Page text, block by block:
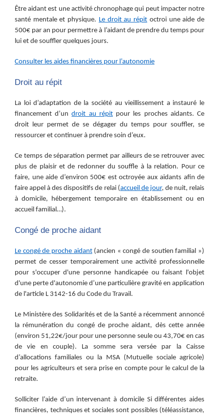
Être aidant est une activité chronophage qui peut impacter notre
santé mentale et physique. Le droit au répit octroiune aide de
500€ par an pour permettre à l’aidant de prendre du temps pour
lui et de souffler quelques jours.
Consulter les aides financières pour l’autonomie
Droit au répit
La loi d’adaptation de la société au vieillissement a instauré le
financement d’undroit au répit pour les proches aidants. Ce
droit leur permet de se dégager du temps pour souffler, se
ressourcer et continuer à prendre soin d’eux.
Ce temps de séparation permet par ailleurs de se retrouver avec
plus de plaisir et de redonner du souffle à la relation. Pour ce
faire, une aide d’environ 500€ est octroyée aux aidants afin de
faire appel à des dispositifs de relai (accueil de jour, de nuit, relais
à domicile, hébergement temporaire en établissement ou en
accueil familial…).
Congé de proche aidant
Le congé de proche aidant(ancien « congé de soutien familial »)
permet de cesser temporairement une activité professionnelle
pour s'occuper d'une personne handicapée ou faisant l'objet
d'une perte d'autonomie d’une particulière gravité en application
de l'article L 3142-16 du Code du Travail.
Le Ministèredes Solidarités et de la Santé a récemment annoncé
la rémunération du congé de proche aidant, dès cette année
(environ 51,22€/jour pour une personne seule ou 43,70€ en cas
de vie en couple). La somme sera versée par la Caisse
d’allocations familiales ou la MSA (Mutuelle sociale agricole)
pour les agriculteurs et sera prise en compte pour le calcul de la
retraite.
Solliciter l’aide d’un intervenant à domicile Si différentes aides
financières, techniques et sociales sont possibles (téléassistance,